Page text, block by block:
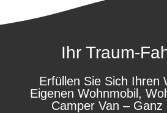
Ihr Traum-
Erfüllen Sie Sich Ihren
Eigenen Wohnmobil,
Camper Van – Ganz